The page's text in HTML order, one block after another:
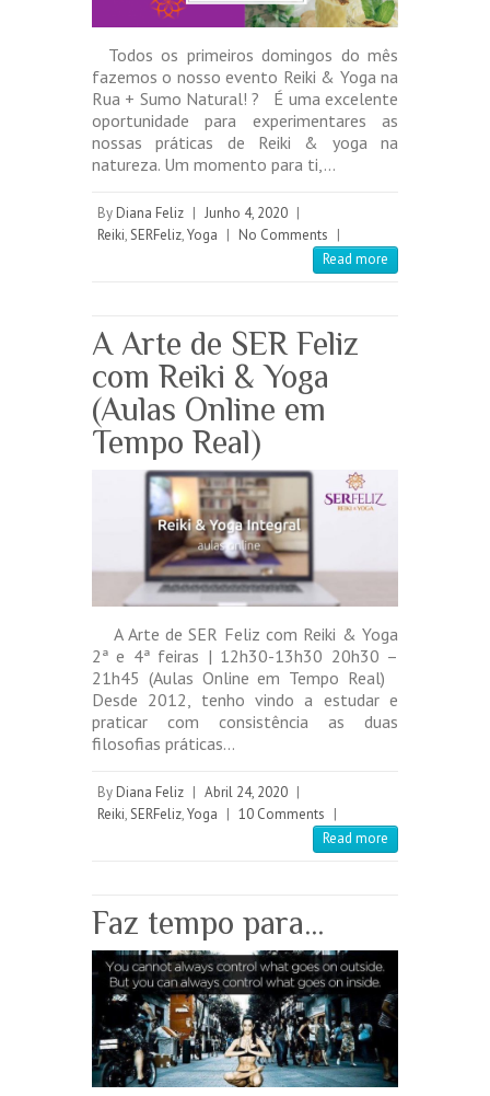
Todos os primeiros domingos do mês
fazemos o nosso evento Reiki & Yoga na
Rua + Sumo Natural! ? É uma excelente
oportunidade para experimentares as
nossas práticas de Reiki & yoga na
natureza. Um momento para ti,…
By Diana Feliz | Junho 4, 2020 |
Reiki,SERFeliz,Yoga | No Comments |
Read more
A Arte de SER Feliz
com Reiki & Yoga
(Aulas Online em
Tempo Real)
A Arte de SER Feliz com Reiki & Yoga
2ª e 4ª feiras | 12h30-13h30 20h30 –
21h45 (Aulas Online em Tempo Real)
Desde 2012, tenho vindo a estudar e
praticar com consistência as duas
filosofias práticas…
By Diana Feliz | Abril 24, 2020 |
Reiki,SERFeliz,Yoga | 10 Comments |
Read more
Faz tempo para…